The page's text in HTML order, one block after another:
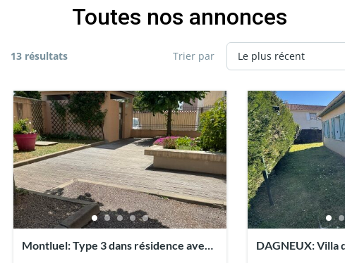
Toutes nos annonces
13 résultats Trier par
Montluel: Type 3 dans résidence avec
DAGNEUX: Villa